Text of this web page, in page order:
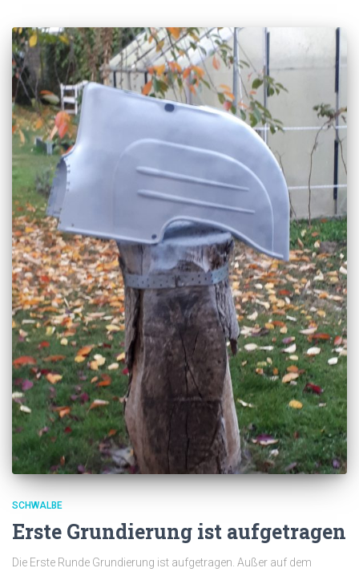
SCHWALBE
Erste Grundierung ist aufgetragen
Die Erste Runde Grundierung ist aufgetragen. Außer auf dem